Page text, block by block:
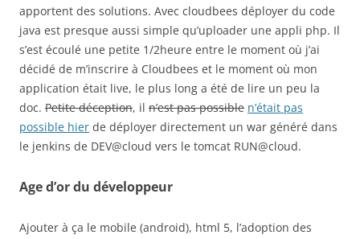
apportent des solutions. Avec cloudbees déployer du code
java est presque aussi simple qu’uploader une appli php. Il
s’est écoulé une petite 1/2heure entre le moment où j’ai
décidé de m’inscrire à Cloudbees et le moment où mon
application était live, le plus long a été de lire un peu la
doc. Petite déception, il n’est pas possible n’était pas
possible hier de déployer directement un war généré dans
le jenkins de DEV@cloud vers le tomcat RUN@cloud.
Age d’or du développeur
Ajouter à ça le mobile (android), html 5, l’adoption des